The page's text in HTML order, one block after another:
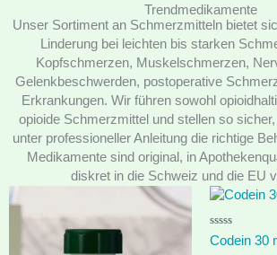
Trendmedikamente
Unser Sortiment an Schmerzmitteln bietet
Linderung bei leichten bis starken
Kopfschmerzen, Muskelschmerzen,
Gelenkbeschwerden, postoperative
Erkrankungen. Wir führen sowohl
opioide Schmerzmittel und stellen so
unter professioneller Anleitung die richtige
Medikamente sind original, in
diskret in die Schweiz und die EU
Price
through
R
a
Codein 30